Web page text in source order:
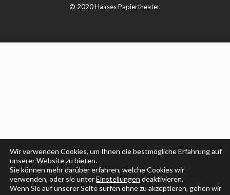
© 2020 Haases Papiertheater.
Wir verwenden Cookies, um Ihnen die bestmögliche Erfahrung auf
unserer Website zu bieten.
Sie können mehr darüber erfahren, welche Cookies wir
verwenden, oder sie unterEinstellungen deaktivieren.
Wenn Sie auf unserer Seite surfen ohne zu akzeptieren, gehen wir